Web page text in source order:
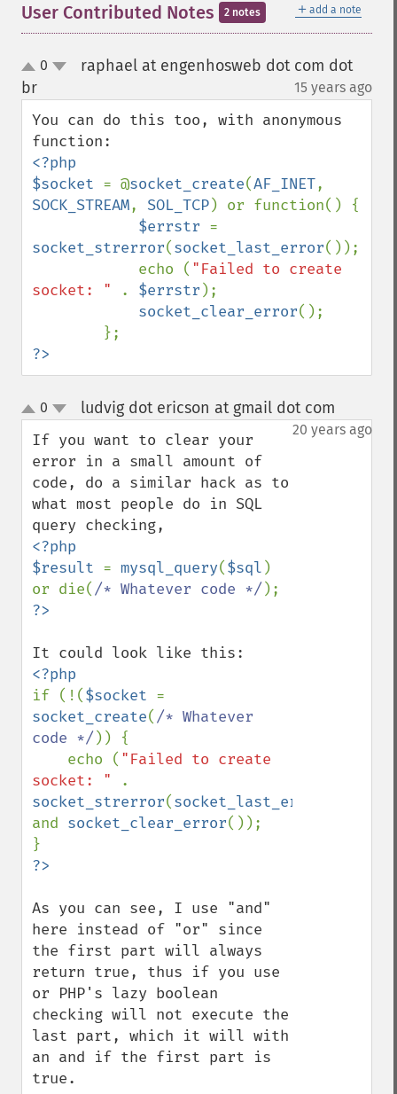
＋ add a note
User Contributed Notes 2 notes
up0
raphael at engenhosweb dot com dot
br
15 years ago
You can do this too, with anonymous
<?php
$socket = @socket_create(AF_INET
SOCK_STREAM, SOL_TCP) or function() {
$errstr
socket_strerror(socket_last_error());
            echo (
"Failed to create
socket: "
. $errstr );
socket_clear_error();
?>
up
down
0 ludvig dot ericson at gmail dot com
20 years ago
If you want to clear your
error in a small amount of
code, do a similar hack as to
what most people do in SQL
<?php
$result = mysql_query($sql )
or die(/* Whatever code */
if (!($socket
socket_create(/* Whatever
code */ )) {
    echo (
"Failed to create
socket: "
socket_strerror(socket_last_error
and socket_clear_error());
As you can see, I use "and"
here instead of "or" since
the first part will always
return true, thus if you use
or PHP's lazy boolean
checking will not execute the
last part, which it will with
an and if the first part is
true.